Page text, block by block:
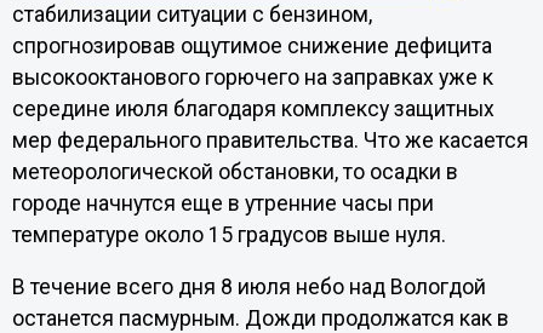
стабилизации ситуации с бензином,
спрогнозировав ощутимое снижение дефицита
высокооктанового горючего на заправках уже к
середине июля благодаря комплексу защитных
мер федерального правительства. Что же касается
метеорологической обстановки, то осадки в
городе начнутся еще в утренние часы при
температуре около 15 градусов выше нуля.
В течение всего дня 8 июля небо над Вологдой
останется пасмурным. Дожди продолжатся как в